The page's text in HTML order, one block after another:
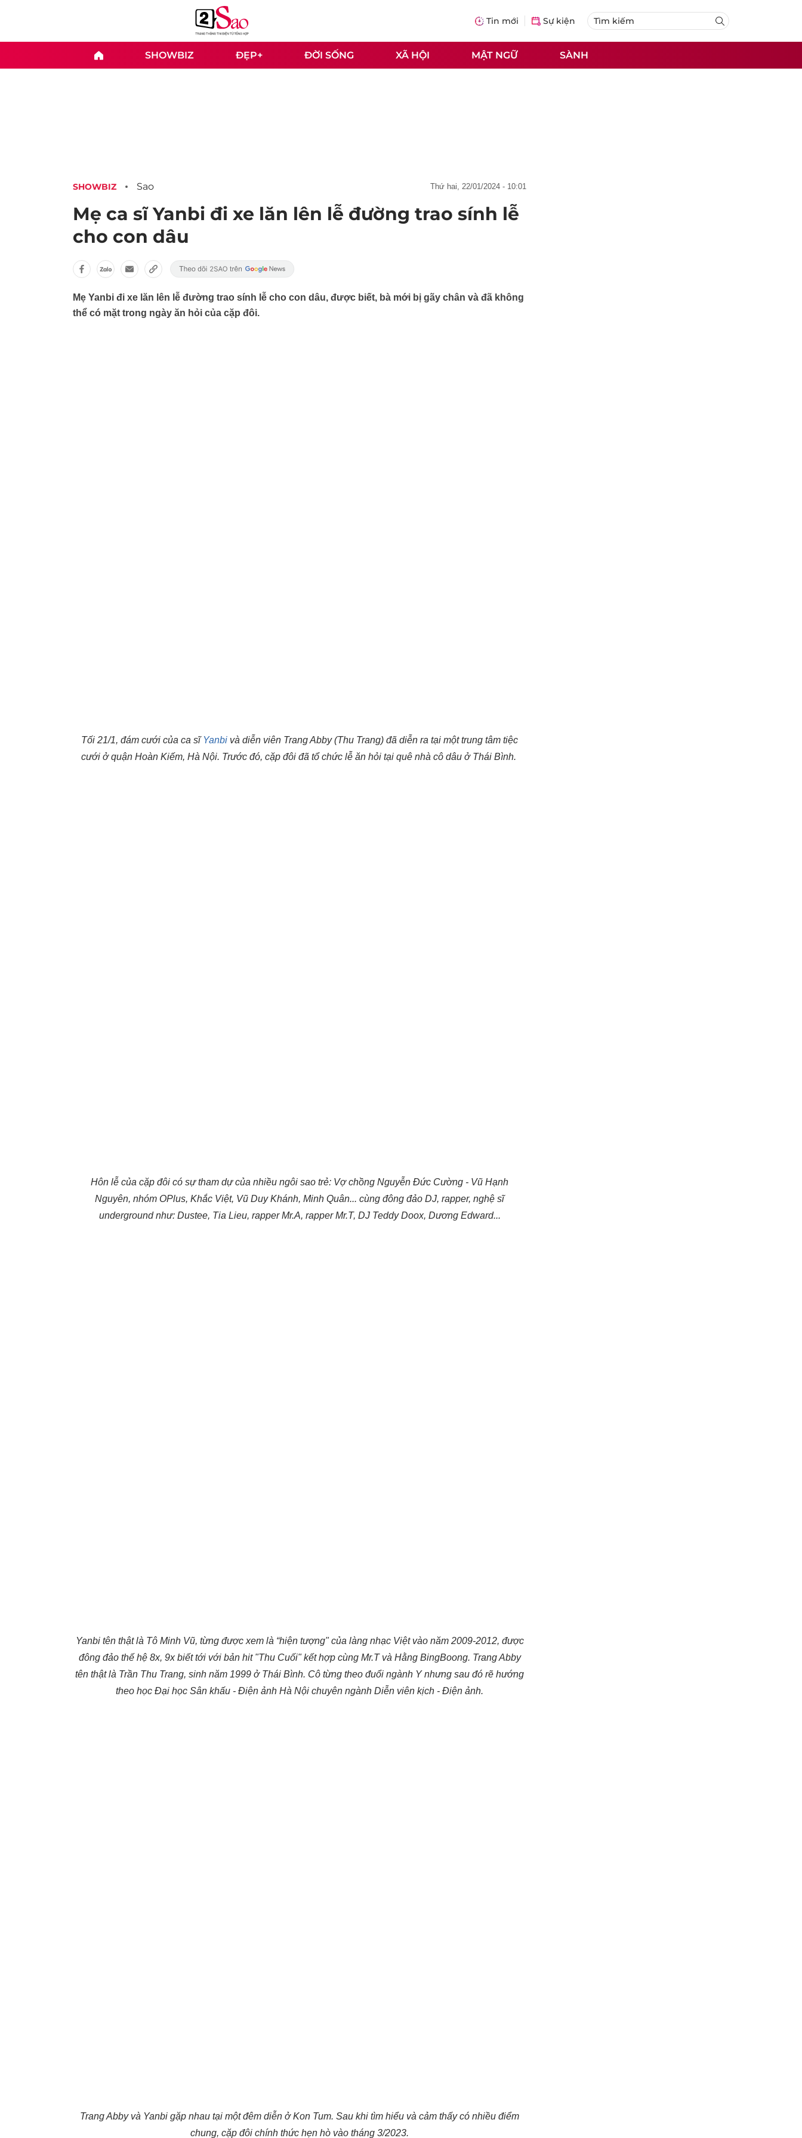
Tin mới Sự kiện
SHOWBIZ ĐẸP+ ĐỜI SỐNG XÃ HỘI MẬT NGỮ SÀNH
SHOWBIZ Sao thứ hai, 22/01/2024 - 10:01
Mẹ ca sĩ Yanbi đi xe lăn lên lễ đường trao sính lễ
cho con dâu
Mẹ Yanbi đi xe lăn lên lễ đường trao sính lễ cho con dâu, được biết, bà mới bị gãy chân và đã không
thể có mặt trong ngày ăn hỏi của cặp đôi.
Tối 21/1, đám cưới của ca sĩYanbi và diễn viên Trang Abby (Thu Trang) đã diễn ra tại một trung tâm tiệc
cưới ở quận Hoàn Kiếm, Hà Nội. Trước đó, cặp đôi đã tổ chức lễ ăn hỏi tại quê nhà cô dâu ở Thái Bình.
Hôn lễ của cặp đôi có sự tham dự của nhiều ngôi sao trẻ: Vợ chồng Nguyễn Đức Cường - Vũ Hạnh
Nguyên, nhóm OPlus, Khắc Việt, Vũ Duy Khánh, Minh Quân... cùng đông đảo DJ, rapper, nghệ sĩ
underground như: Dustee, Tia Lieu, rapper Mr.A, rapper Mr.T, DJ Teddy Doox, Dương Edward...
Yanbi tên thật là Tô Minh Vũ, từng được xem là “hiện tượng" của làng nhạc Việt vào năm 2009-2012, được
đông đảo thế hệ 8x, 9x biết tới với bản hit "Thu Cuối" kết hợp cùng Mr.T và Hằng BingBoong. Trang Abby
tên thật là Trần Thu Trang, sinh năm 1999 ở Thái Bình. Cô từng theo đuổi ngành Y nhưng sau đó rẽ hướng
theo học Đại học Sân khấu - Điện ảnh Hà Nội chuyên ngành Diễn viên kịch - Điện ảnh.
Trang Abby và Yanbi gặp nhau tại một đêm diễn ở Kon Tum. Sau khi tìm hiểu và cảm thấy có nhiều điểm
chung, cặp đôi chính thức hẹn hò vào tháng 3/2023.